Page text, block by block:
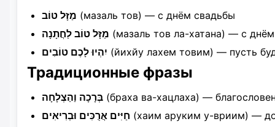
מַזָּל טוֹב (мазаль тов) — с днём свадьбы
מַזָּל טוֹב לַחֲתָנָה (мазаль тов ла-хатана) — с
יִהְיוּ לָכֶם טוֹבִים (йихйу лахем товим) — пусть
Традиционные фразы
בְּרָכָה וַהַצְלָחָה (браха ва-хацлаха) —
חַיִּים אֲרֻכִּים וּבְרִיאִים (хаим аруким у-вриим) —